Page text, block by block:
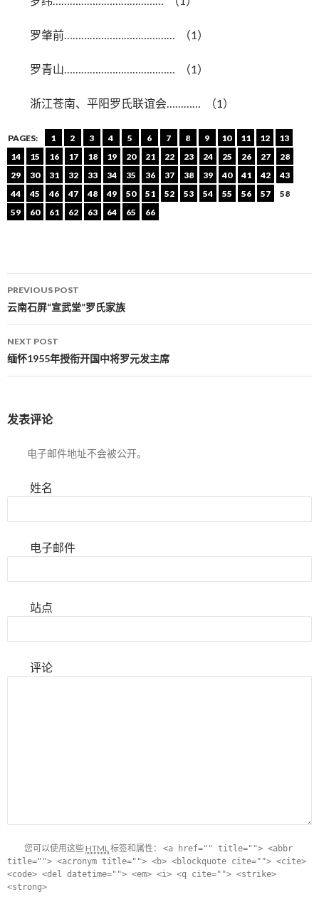
罗肇前………………………………… （1）
罗青山………………………………… （1）
浙江苍南、平阳罗氏联谊会………… （1）
PAGES: 1 2 3 4 5 6 7 8 9 10 11 12
13
14
15 16 17 18 19 20 21 22 23 24 25 26 27
28
29
30 31 32 33 34 35 36 37 38 39 40 41 42
43
44
45 46 47 48 49 50 51 52 53 54 55 56 57
58
59
60 61 62 63 64 65 66
Post navigation
PREVIOUS POST
云南石屏“宣武堂”罗氏家族
NEXT POST
缅怀1955年授衔开国中将罗元发主席
发表评论
电子邮件地址不会被公开。
姓名
电子邮件
站点
评论
您可以使用这些 HTML标签和属性： <a href="" title=""> <abbr
title=""> <acronym title=""> <b> <blockquote cite=""> <cite>
<code> <del datetime=""> <em> <i> <q cite=""> <strike>
<strong>